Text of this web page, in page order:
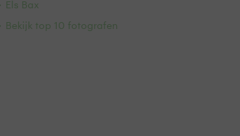
Els Bax
Bekijk top 10 fotografen